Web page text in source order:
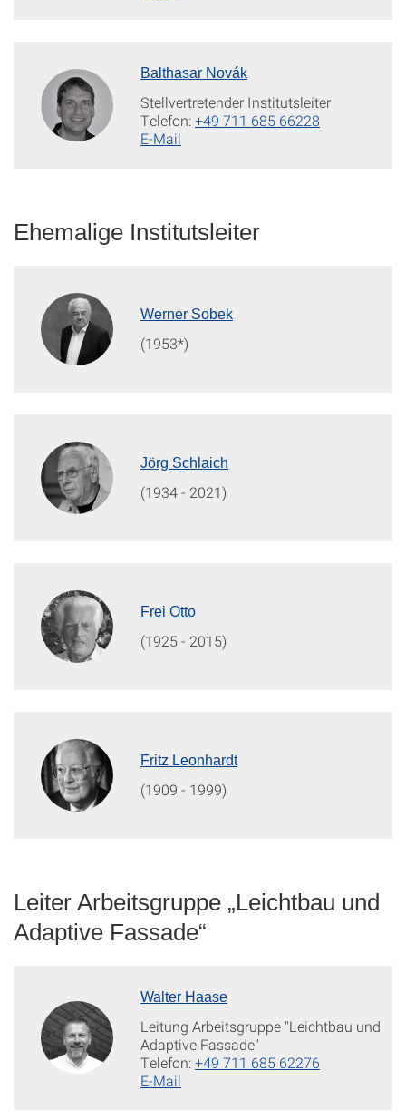
Balthasar Novák
Stellvertretender Institutsleiter
Telefon:+49 711 685 66228
E-Mail
Ehemalige Institutsleiter
Werner Sobek
(1953*)
Jörg Schlaich
(1934 - 2021)
Frei Otto
(1925 - 2015)
Fritz Leonhardt
(1909 - 1999)
Leiter Arbeitsgruppe „Leichtbau und
Adaptive Fassade“
Walter Haase
Leitung Arbeitsgruppe "Leichtbau und
Adaptive Fassade"
Telefon:+49 711 685 62276
E-Mail